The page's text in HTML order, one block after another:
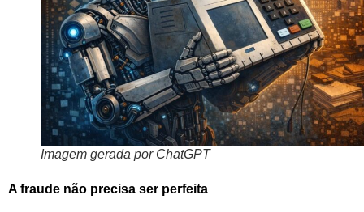
Imagem gerada por ChatGPT
A fraude não precisa ser perfeita